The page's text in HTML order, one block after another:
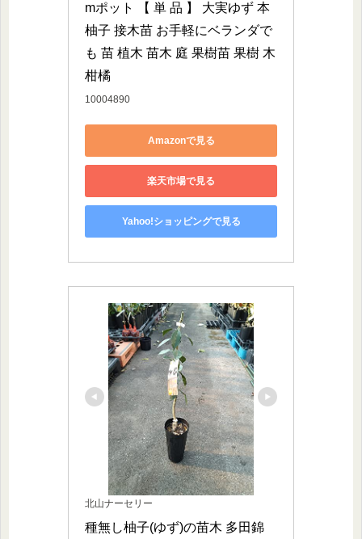
mポット 【 単 品 】 大実ゆず 本
柚子 接木苗 お手軽にベランダで
も 苗 植木 苗木 庭 果樹苗 果樹 木
柑橘
10004890
Amazonで見る
楽天市場で見る
Yahoo!ショッピングで見る
北山ナーセリー
種無し柚子(ゆず)の苗木 多田錦